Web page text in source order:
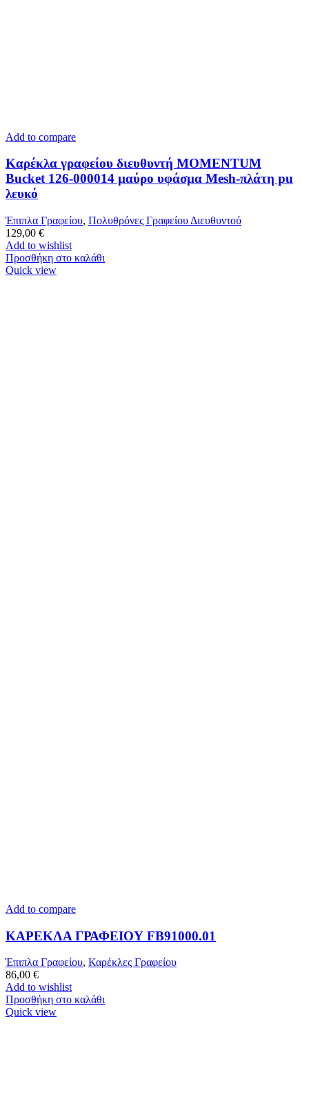
Add to compare
Καρέκλα γραφείου διευθυντή MOMENTUM
Bucket 126-000014 μαύρο υφάσμα Mesh-πλάτη pu
λευκό
Έπιπλα Γραφείου, Πολυθρόνες Γραφείου Διευθυντού
129,00 €
Add to wishlist
Προσθήκη στο καλάθι
Quick view
Add to compare
ΚΑΡΕΚΛΑ ΓΡΑΦΕΙΟΥ FB91000.01
Έπιπλα Γραφείου, Καρέκλες Γραφείου
86,00 €
Add to wishlist
Προσθήκη στο καλάθι
Quick view